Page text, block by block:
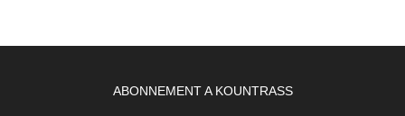
ABONNEMENT A KOUNTRASS